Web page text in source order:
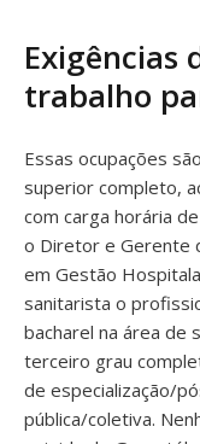
Exigências
trabalho
Essas ocupações
superior completo,
com carga horária
o Diretor e Gerente
em Gestão
sanitarista o
bacharel na área de
terceiro grau
de especialização/
pública/coletiva.